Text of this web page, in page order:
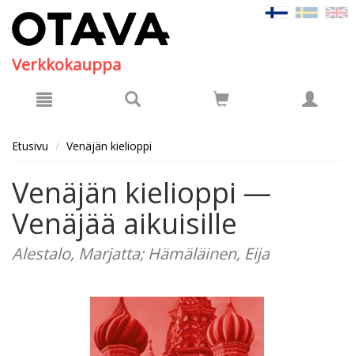
Verkkokauppa
Etusivu Venäjän kielioppi
Venäjän kielioppi —
Venäjää aikuisille
Alestalo, Marjatta; Hämäläinen, Eija